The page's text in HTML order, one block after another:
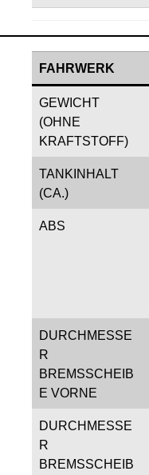
FAHRWERK
GEWICHT
(OHNE
KRAFTSTOFF)
TANKINHALT
(CA.)
ABS
DURCHMESSE
R
BREMSSCHEIB
E VORNE
DURCHMESSE
R
BREMSSCHEIB